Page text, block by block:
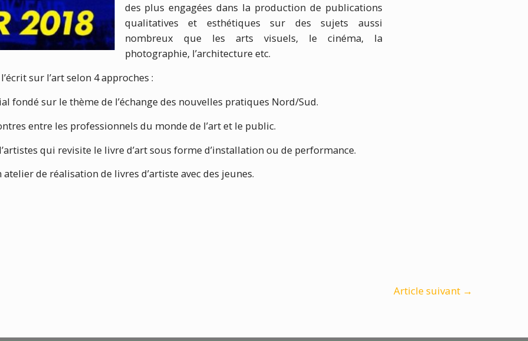
des plus engagées dans la production de publications
qualitatives et esthétiques sur des sujets aussi
nombreux que les arts visuels, le cinéma, la
photographie, l’architecture etc.
sur l’art selon 4 approches :
fondé sur le thème de l’échange des nouvelles pratiques Nord/Sud.
entre les professionnels du monde de l’art et le public.
qui revisite le livre d’art sous forme d’installation ou de performance.
de réalisation de livres d’artiste avec des jeunes.
Article suivant →